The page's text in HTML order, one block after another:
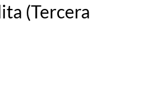
(Tercera